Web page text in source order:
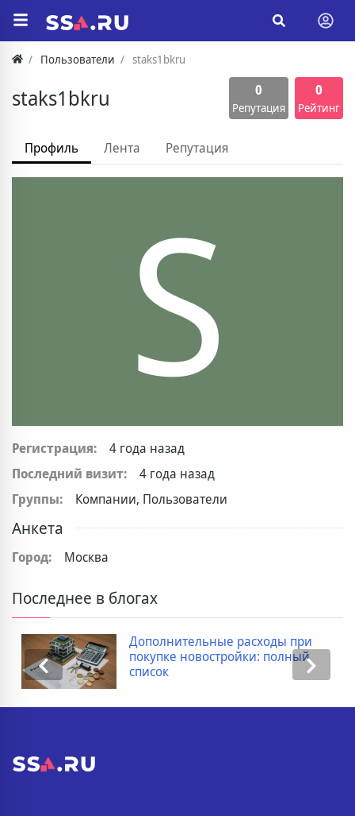
Пользователи staks1bkru
staks1bkru 0
Репутация
0
Рейтинг
Профиль Лента Репутация
S
Регистрация:
4 года назад
Последний визит:
4 года назад
Группы:
Компании, Пользователи
Анкета
Город: Москва
Последнее в блогах
Дополнительные расходы при
покупке новостройки: полный
список